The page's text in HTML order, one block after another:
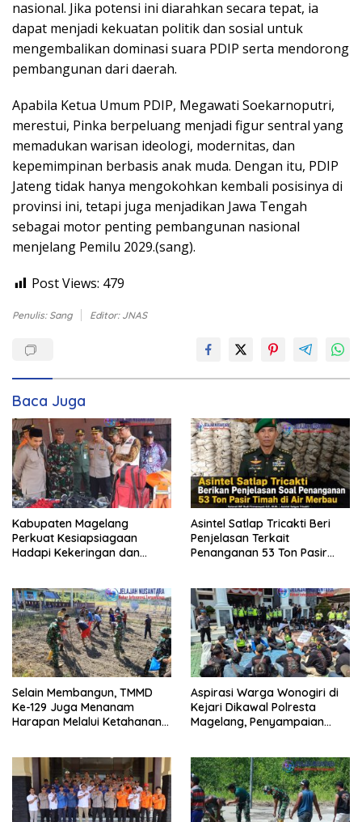
nasional. Jika potensi ini diarahkan secara tepat, ia
dapat menjadi kekuatan politik dan sosial untuk
mengembalikan dominasi suara PDIP serta mendorong
pembangunan dari daerah.
Apabila Ketua Umum PDIP, Megawati Soekarnoputri,
merestui, Pinka berpeluang menjadi figur sentral yang
memadukan warisan ideologi, modernitas, dan
kepemimpinan berbasis anak muda. Dengan itu, PDIP
Jateng tidak hanya mengokohkan kembali posisinya di
provinsi ini, tetapi juga menjadikan Jawa Tengah
sebagai motor penting pembangunan nasional
menjelang Pemilu 2029.(sang).
Post Views: 479
Penulis: Sang Editor: JNAS
Baca Juga
Kabupaten Magelang
Perkuat Kesiapsiagaan
Hadapi Kekeringan dan
Asintel Satlap Tricakti Beri
Penjelasan Terkait
Penanganan 53 Ton Pasir
Selain Membangun, TMMD
Ke-129 Juga Menanam
Harapan Melalui Ketahanan
Aspirasi Warga Wonogiri di
Kejari Dikawal Polresta
Magelang, Penyampaian